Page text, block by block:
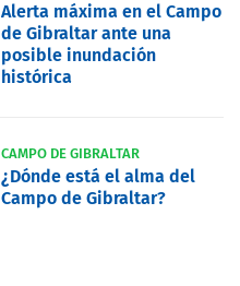
Alerta máxima en el Campo
de Gibraltar ante una
posible inundación
histórica
CAMPO DE GIBRALTAR
¿Dónde está el alma del
Campo de Gibraltar?